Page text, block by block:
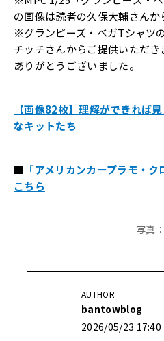
の画像は読者の久保大輔さんか
※グランピーズ・ベガTシャツ
チッチさんからご提供いただき
ありがとうございました。
【画像82枚】理解ができれば
なキットたち
■ 「アメリカンカープラモ・
こちら
写真
AUTHOR
bantowblog
2026/05/23 17:40